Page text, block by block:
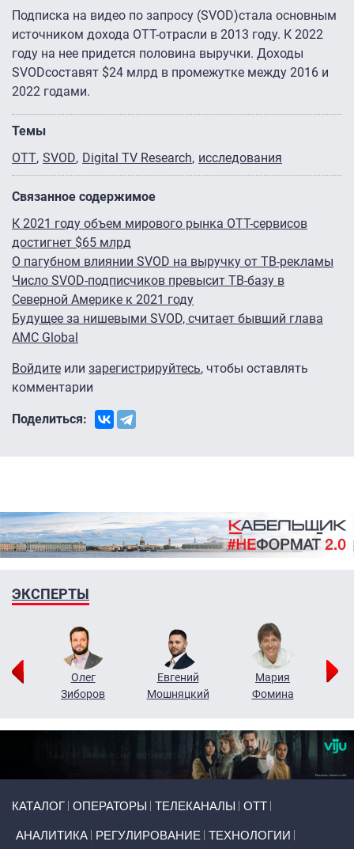
Подписка на видео по запросу (SVOD)стала основным
источником дохода OTT-отрасли в 2013 году. К 2022
году на нее придется половина выручки. Доходы
SVODсоставят $24 млрд в промежутке между 2016 и
2022 годами.
Темы
OTT SVOD Digital TV Research исследования
Связанное содержимое
К 2021 году объем мирового рынка OTT-сервисов
достигнет $65 млрд
О пагубном влиянии SVOD на выручку от ТВ-рекламы
Число SVOD-подписчиков превысит ТВ-базу в
Северной Америке к 2021 году
Будущее за нишевыми SVOD, считает бывший глава
AMC Global
Войдите или зарегистрируйтесь, чтобы оставлять
комментарии
Поделиться:
ЭКСПЕРТЫ
Олег
Зиборов
Евгений
Мошняцкий
Мария
Фомина
КАТАЛОГ ОПЕРАТОРЫ ТЕЛЕКАНАЛЫ ОТТ
АНАЛИТИКА РЕГУЛИРОВАНИЕ ТЕХНОЛОГИИ